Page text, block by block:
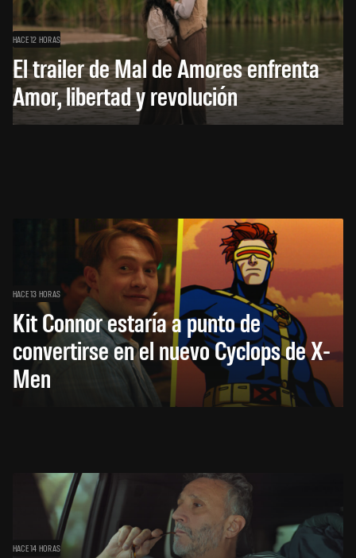
HACE 12 HORAS
El trailer de Mal de Amores enfrenta
Amor, libertad y revolución
HACE 13 HORAS
Kit Connor estaría a punto de
convertirse en el nuevo Cyclops de X-
Men
HACE 14 HORAS